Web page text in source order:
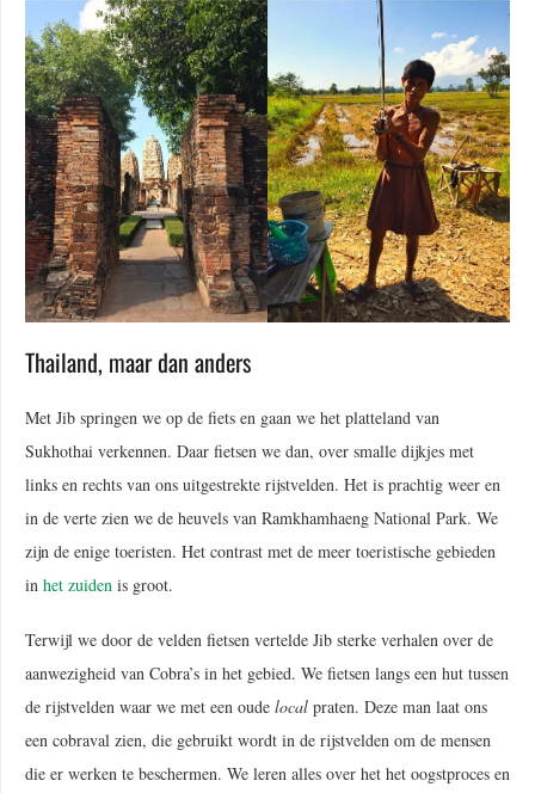
Thailand, maar dan anders
Met Jib springen we op de fiets en gaan we het platteland van
Sukhothai verkennen. Daar fietsen we dan, over smalle dijkjes met
links en rechts van ons uitgestrekte rijstvelden. Het is prachtig weer en
in de verte zien we de heuvels van Ramkhamhaeng National Park. We
zijn de enige toeristen. Het contrast met de meer toeristische gebieden
in het zuiden is groot.
Terwijl we door de velden fietsen vertelde Jib sterke verhalen over de
aanwezigheid van Cobra’s in het gebied. We fietsen langs een hut tussen
de rijstvelden waar we met een oude local praten. Deze man laat ons
een cobraval zien, die gebruikt wordt in de rijstvelden om de mensen
die er werken te beschermen. We leren alles over het het oogstproces en